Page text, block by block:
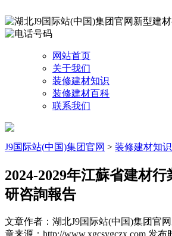
网站首页
关于我们
装修建材知识
装修建材百科
联系我们
J9国际站(中国)集团官网 > 装修建材知识
2024-2029年江蘇省建材
研咨詢報告
文章作者：湖北J9国际站(中国)集团官
章来源：http://www.xgcsygczx.com 发布